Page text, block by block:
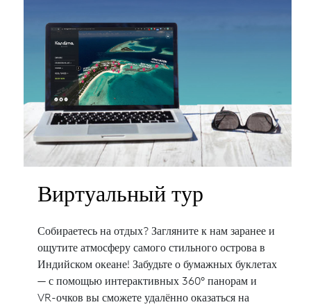
Виртуальный тур
Собираетесь на отдых? Загляните к нам заранее и
ощутите атмосферу самого стильного острова в
Индийском океане! Забудьте о бумажных буклетах
— с помощью интерактивных 360° панорам и
VR-очков вы сможете удалённо оказаться на